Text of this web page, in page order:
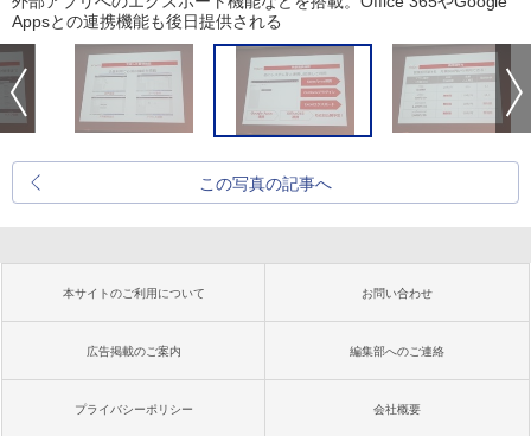
Appsとの連携機能も後日提供される
この写真の記事へ
本サイトのご利用について お問い合わせ
広告掲載のご案内 編集部へのご連絡
プライバシーポリシー 会社概要